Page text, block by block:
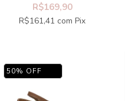
R$169,90
R$161,41 com Pix
50% OFF